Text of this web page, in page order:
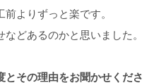
よりずっと楽です。
どあるのかと思いました。
その理由をお聞かせくださ